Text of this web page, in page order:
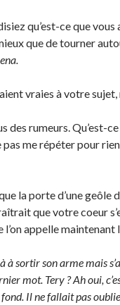
qu’est-ce que
que de tourner
vraies à votre
des rumeurs. Qu’est-
pas me répéter pour
la porte d’une geôle
que votre coeur
l’on appelle maintenant
à sortir son arme mais
mot. Tery ? Ah oui,
Il ne fallait pas